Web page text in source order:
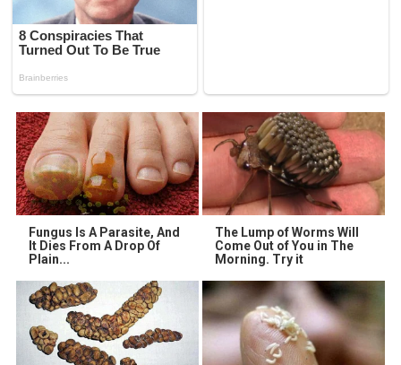
Fungus Is A Parasite, And
It Dies From A Drop Of
Plain...
The Lump of Worms Will
Come Out of You in The
Morning. Try it